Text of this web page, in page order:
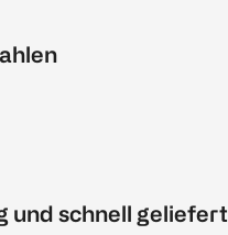
und schnell geliefert